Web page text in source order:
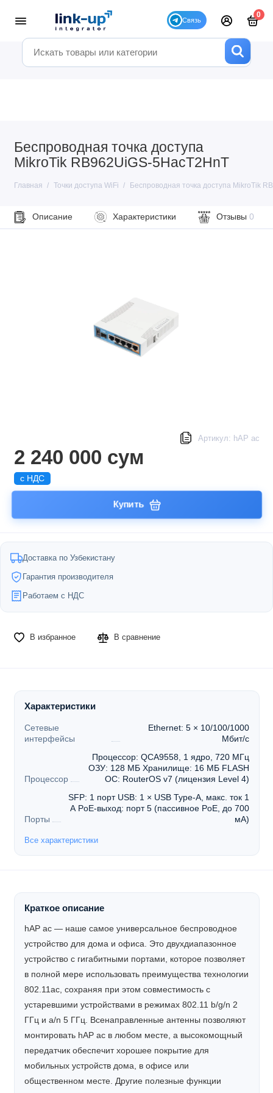
0
Беспроводная точка доступа
MikroTik RB962UiGS-5HacT2HnT
Главная Точки доступа WiFi Беспроводная точка доступа MikroTik
Описание Характеристики Отзывы 0
Артикул: hAP ac
2 240 000 сум
с НДС
Купить
Доставка по Узбекистану
Гарантия производителя
Работаем с НДС
В избранное В сравнение
Характеристики
Сетевые
интерфейсы
Ethernet: 5 × 10/100/1000
Мбит/с
Процессор
Процессор: QCA9558, 1 ядро, 720 МГц
ОЗУ: 128 МБ Хранилище: 16 МБ FLASH
ОС: RouterOS v7 (лицензия Level 4)
Порты
SFP: 1 порт USB: 1 × USB Type-A, макс. ток 1
А PoE-выход: порт 5 (пассивное PoE, до 700
мА)
Все характеристики
Краткое описание
hAP ac — наше самое универсальное беспроводное
устройство для дома и офиса. Это двухдиапазонное
устройство с гигабитными портами, которое позволяет
в полной мере использовать преимущества технологии
802.11ac, сохраняя при этом совместимость с
устаревшими устройствами в режимах 802.11 b/g/n 2
ГГц и a/n 5 ГГц. Всенаправленные антенны позволяют
монтировать hAP ac в любом месте, а высокомощный
передатчик обеспечит хорошее покрытие для
мобильных устройств дома, в офисе или
общественном месте. Другие полезные функции